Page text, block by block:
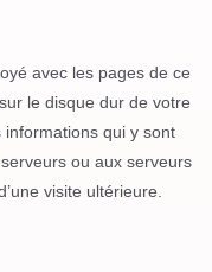
avec les pages de ce
le disque dur de votre
informations qui y sont
ou aux serveurs
visite ultérieure.